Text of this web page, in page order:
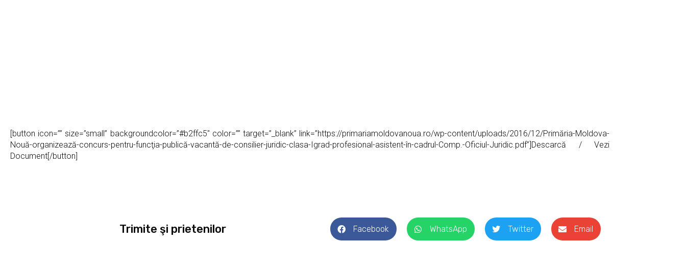
[button icon=”” size=”small” backgroundcolor=”#b2ffc5″ color=”” target=”_blank” link=”https://primariamoldovanoua.ro/wp-content/uploads/2016/12/Primăria-Moldova-
Nouă-organizează-concurs-pentru-funcţia-publică-vacantă-de-consilier-juridic-clasa-Igrad-profesional-asistent-în-cadrul-Comp.-Oficiul-Juridic.pdf”]Descarcă / Vezi
Document[/button]
Trimite şi prietenilor Facebook WhatsApp Twitter Email